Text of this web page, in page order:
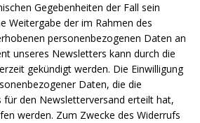
Gegebenheiten der Fall sein
Weitergabe der im Rahmen des
personenbezogenen Daten an
unseres Newsletters kann durch die
gekündigt werden. Die Einwilligung
Daten, die die
den Newsletterversand erteilt hat,
werden. Zum Zwecke des Widerrufs